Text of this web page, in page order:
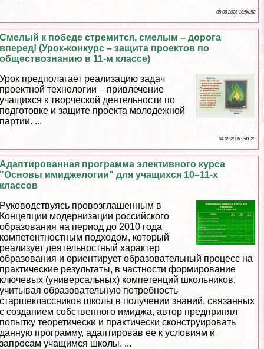
05 08 2026 10:54:52
Смелый к победе стремится, смелым – дорога
вперед! (Урок-конкурс – защита проектов по
обществознанию в 11-м классе)
Урок предполагает реализацию задач
проектной технологии – привлечение
учащихся к творческой деятельности по
подготовке и защите проекта молодежной
партии. ...
04 08 2026 9:41:29
Адаптированная программа элективного курса
"Основы имиджелогии" для учащихся 10–11-х
классов
Руководствуясь провозглашенным в
Концепции модернизации российского
образования на период до 2010 года
компетентностным подходом, который
реализует деятельностный хаpaктер
образования и ориентирует образовательный процесс на
пpaктические результаты, в частности формирование
ключевых (универсальных) компетенций школьников,
учитывая образовательную потребность
старшеклассников школы в получении знаний, связанных
с созданием собственного имиджа, автор предпринял
попытку теоретически и пpaктически сконструировать
данную программу, адаптировав ее к условиям и
запросам учащимся школы. ...